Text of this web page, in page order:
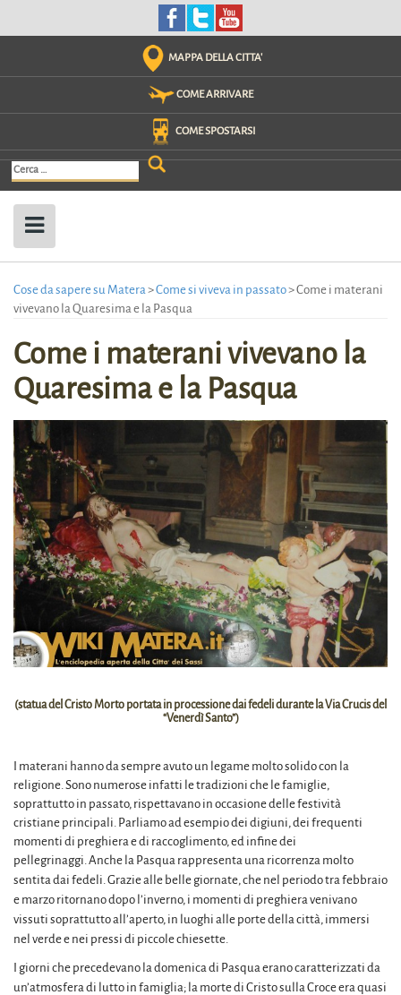
MAPPA DELLA CITTA'
COME ARRIVARE
COME SPOSTARSI
Ricerca
per:
Cose da sapere su Matera>Come si viveva in passato>Come i materani
vivevano la Quaresima e la Pasqua
Come i materani vivevano la
Quaresima e la Pasqua
(statua del Cristo Morto portata in processione dai fedeli durante la Via Crucis del
“Venerdì Santo”)
I materani hanno da sempre avuto un legame molto solido con la
religione. Sono numerose infatti le tradizioni che le famiglie,
soprattutto in passato, rispettavano in occasione delle festività
cristiane principali. Parliamo ad esempio dei digiuni, dei frequenti
momenti di preghiera e di raccoglimento, ed infine dei
pellegrinaggi. Anche la Pasqua rappresenta una ricorrenza molto
sentita dai fedeli. Grazie alle belle giornate, che nel periodo tra febbraio
e marzo ritornano dopo l’inverno, i momenti di preghiera venivano
vissuti soprattutto all’aperto, in luoghi alle porte della città, immersi
nel verde e nei pressi di piccole chiesette.
I giorni che precedevano la domenica di Pasqua erano caratterizzati da
un’atmosfera di lutto in famiglia; la morte di Cristo sulla Croce era quasi